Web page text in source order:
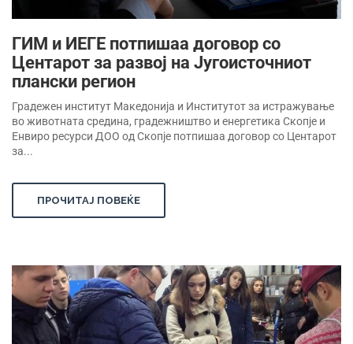
ГИМ и ИЕГЕ потпишаа договор со
Центарот за развој на Југоисточниот
плански регион
Градежен институт Македонија и Институтот за истражување
во животната средина, градежништво и енергетика Скопје и
Енвиро ресурси ДОО од Скопје потпишаа договор со Центарот
за...
ПРОЧИТАЈ ПОВЕЌЕ